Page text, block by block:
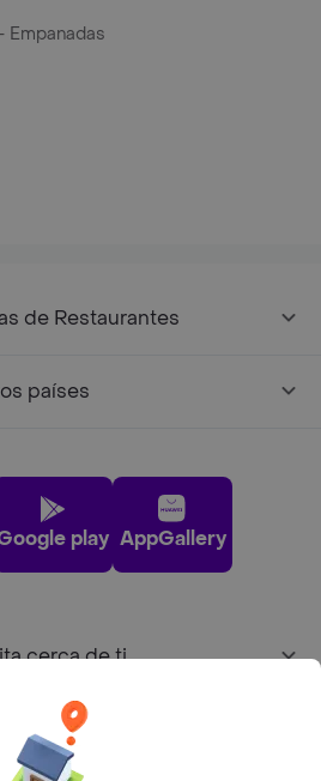
Empanadas
de Restaurantes
países
play AppGallery
cerca de ti